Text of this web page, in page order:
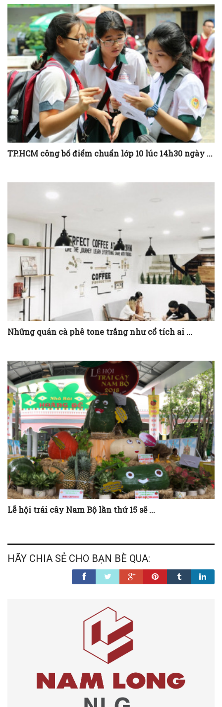
TP.HCM công bố điểm chuẩn lớp 10 lúc 14h30 ngày ...
Những quán cà phê tone trắng như cổ tích ai ...
Lễ hội trái cây Nam Bộ lần thứ 15 sẽ ...
HÃY CHIA SẺ CHO BẠN BÈ QUA: